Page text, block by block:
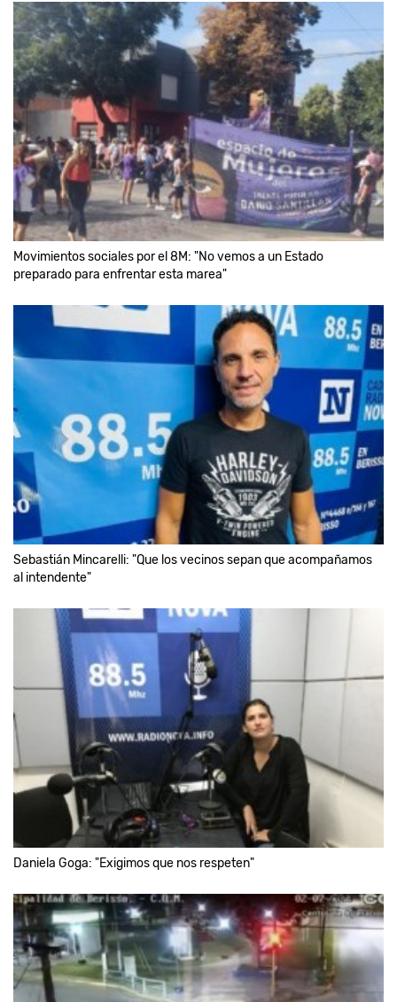
Movimientos sociales por el 8M: "No vemos a un Estado
preparado para enfrentar esta marea"
Sebastián Mincarelli: "Que los vecinos sepan que acompañamos
al intendente"
Daniela Goga: "Exigimos que nos respeten"